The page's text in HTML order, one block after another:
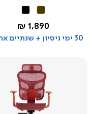
החל מ-
1,890 ₪
30 ימי ניסיון + שנתיים אחריות
צפייה